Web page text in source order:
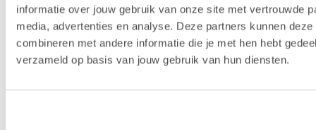
informatie over jouw gebruik van onze site met vertrouwde
media, advertenties en analyse. Deze partners kunnen deze
combineren met andere informatie die je met hen hebt
verzameld op basis van jouw gebruik van hun diensten.